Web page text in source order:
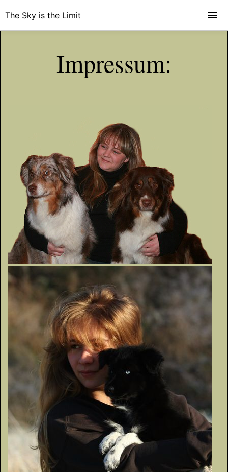
Impressum:
The Sky is the Limit